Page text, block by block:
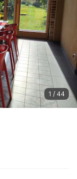
1 / 44